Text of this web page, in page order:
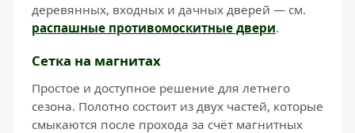
деревянных, входных и дачных дверей — см.
распашные противомоскитные двери.
Сетка на магнитах
Простое и доступное решение для летнего
сезона. Полотно состоит из двух частей, которые
смыкаются после прохода за счёт магнитных